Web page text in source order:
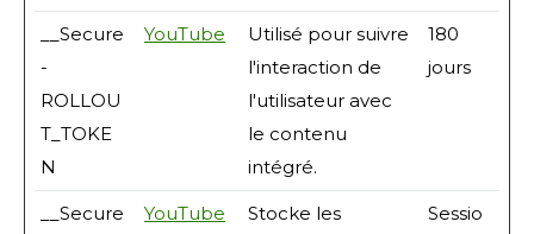
__Secure
-
ROLLOU
T_TOKE
N
YouTube
Utilisé pour suivre
l'interaction de
l'utilisateur avec
le contenu
intégré.
180
jours
__Secure
YouTube
Stocke les
Sessio